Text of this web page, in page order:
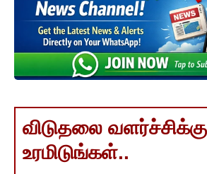
விடுதலை வளர்ச்சிக்கு
உரமிடுங்கள்..